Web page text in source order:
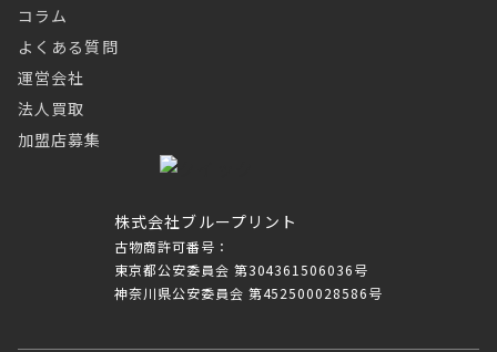
株式会社ブループリント
古物商許可番号：
東京都公安委員会 第304361506036号
神奈川県公安委員会 第452500028586号
コラム
よくある質問
運営会社
法人買取
加盟店募集